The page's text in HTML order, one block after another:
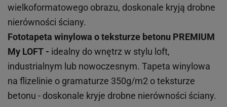
wielkoformatowego obrazu, doskonale kryją drobne
nierówności ściany.
Fototapeta winylowa oteksturze betonu PREMIUM
My LOFT - idealny do wnętrz w stylu loft,
industrialnym lub nowoczesnym. Tapeta winylowa
na flizelinie o gramaturze 350g/m2 o teksturze
betonu - doskonale kryje drobne nierówności ściany.